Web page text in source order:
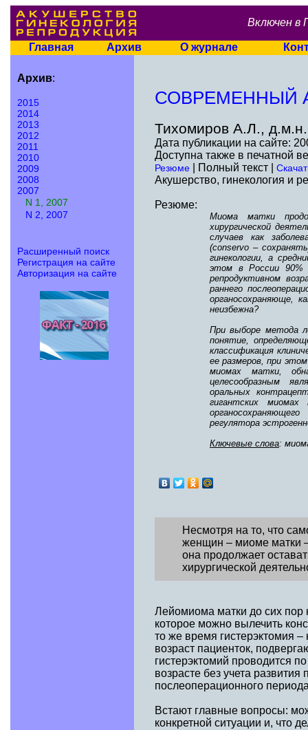
Включен в
Главная Архив О журнале
Архив:
2015
2014
2013
2012
2011
2010
2009
2008
2007
N 1, 2007
N 2, 2007
Расширенный поиск
Регистрация на сайте
Авторизация на сайте
СОВРЕМЕННЫЙ
Тихомиров А.Л.,
Дата публикации на сайте:
Доступна также в печатной
Резюме | Полный текст |
Акушерство, гинекология и
Резюме:
Миома матки
хирургической
случаев как
(conservo –
гинекологии, а
этом в России 90%
репродуктивном
раннего
органосохраняюще,
неизбежна?
При выборе метода
понятие,
классификация
ее размеров, при
миомах матки,
целесообразным
оральных
гигантских
регулятора
Ключевые слова:
Несмотря на то, что
женщин – миоме матки
она продолжает
хирургической
Лейомиома матки до сих пор
которое можно вылечить
то же время гистерэктомия
возраст пациенток,
гистерэктомий проводится
возрасте без учета
послеоперационного
Встают главные вопросы:
конкретной ситуации и, что